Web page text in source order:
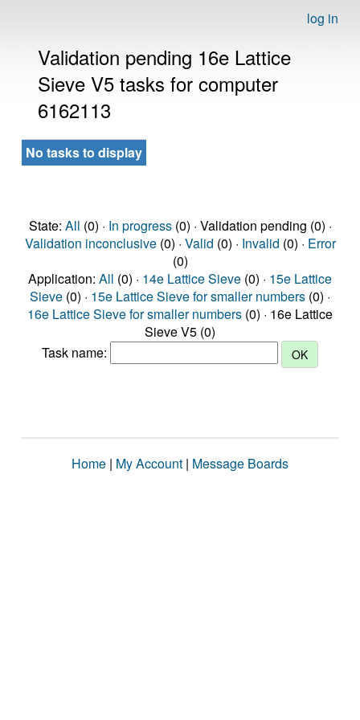
log in
Validation pending 16e Lattice
Sieve V5 tasks for computer
6162113
No tasks to display
State: All (0) · In progress(0) · Validation pending (0) ·
Validation inconclusive(0) · Valid (0) · Invalid (0) · Error
(0)
Application: All (0) · 14e Lattice Sieve (0) · 15e Lattice
Sieve (0) · 15e Lattice Sieve for smaller numbers (0) ·
16e Lattice Sieve for smaller numbers (0) · 16e Lattice
Sieve V5 (0)
Task name:
Home | My Account | Message Boards